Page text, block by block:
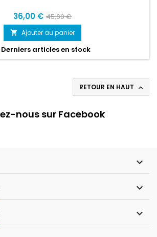
36,00 € 45,00 €
 Ajouter au panier
Derniers articles en stock
RETOUR EN HAUT 
nous sur Facebook


